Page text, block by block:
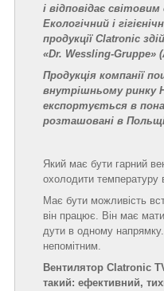
і відповідає
Екологічний і
продукції Clatronic
«Dr. Wessling-Gruppe»
Продукція компанії
внутрішньому ринку
експортується в
розташовані в
Який має бути гарний
охолодити температуру
Має бути можливість
він працює. Він має
дути в одному
непомітним.
Вентилятор Clatronic
такий: ефективний,